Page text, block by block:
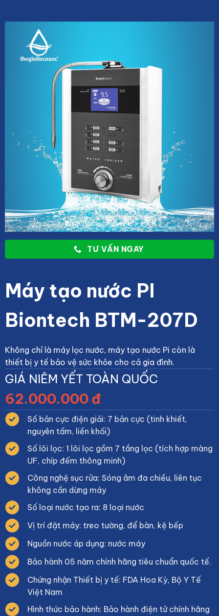
TƯ VẤN NGAY
Máy tạo nước PI
Biontech BTM-207D
Không chỉ là máy lọc nước, máy tạo nước Pi còn là
thiết bị y tế bảo vệ sức khỏe cho cả gia đình.
GIÁ NIÊM YẾT TOÀN QUỐC
62.000.000 đ
Số bản cực điện giải: 7 bản cực (tinh khiết,
nguyên tấm, liền khối)
Số lõi lọc: 1 lõi lọc gồm 7 tầng lọc (tích hợp màng
UF, chíp đếm thông minh)
Công nghệ sục rửa: Sóng âm đa chiều, liên tục
không cần dừng máy
Số loại nước tạo ra: 8 loại nước
Vị trí đặt máy: treo tường, để bàn, kệ bếp
Nguồn nước áp dụng: nước máy
Bảo hành 05 năm chính hãng tiêu chuẩn quốc tế.
Chứng nhận Thiết bị y tế: FDA Hoa Kỳ, Bộ Y Tế
Việt Nam
Hình thức bảo hành: Bảo hành điện tử chính hãng